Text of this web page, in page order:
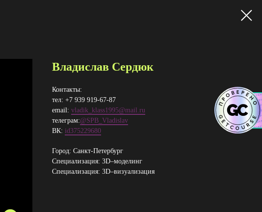
Владислав Сердюк
Контакты:
тел: +7 939 919-67-87
email: vladik_klass1995@mail.ru
телеграм:@SPB_Vladislav
ВК: id375229680
Город: Санкт-Петербург
Специализация: 3D–​моделинг
Специализация: 3D–визуализация